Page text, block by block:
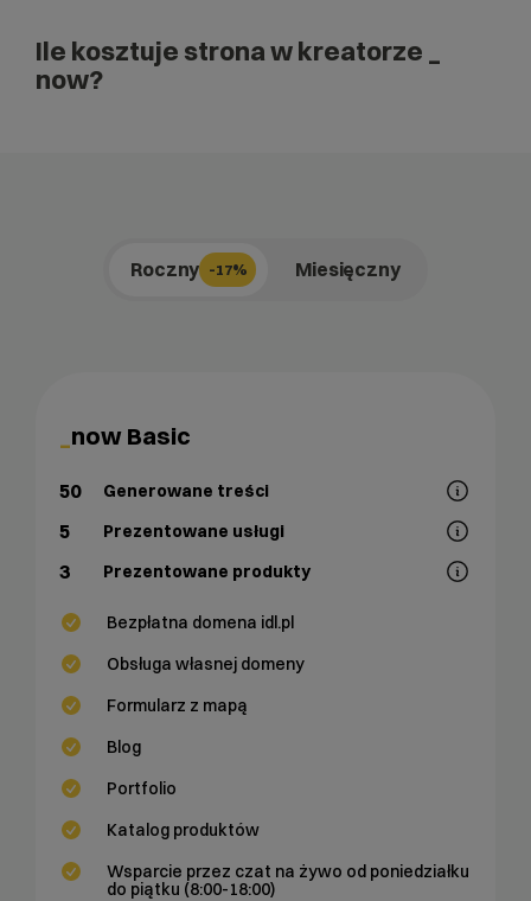
Ile kosztuje strona w kreatorze _
now?
Roczny -17% Miesięczny
now Basic
50 Generowane treści
5 Prezentowane usługi
3 Prezentowane produkty
Bezpłatna domena idl.pl
Obsługa własnej domeny
Formularz z mapą
Blog
Portfolio
Katalog produktów
Wsparcie przez czat na żywo od poniedziałku
do piątku (8:00-18:00)